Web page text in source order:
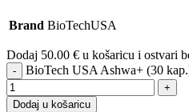
Brand BioTechUSA
Dodaj 50.00 € u košaricu i ostvari
BioTech USA Ashwa+ (30
Dodaj u košaricu